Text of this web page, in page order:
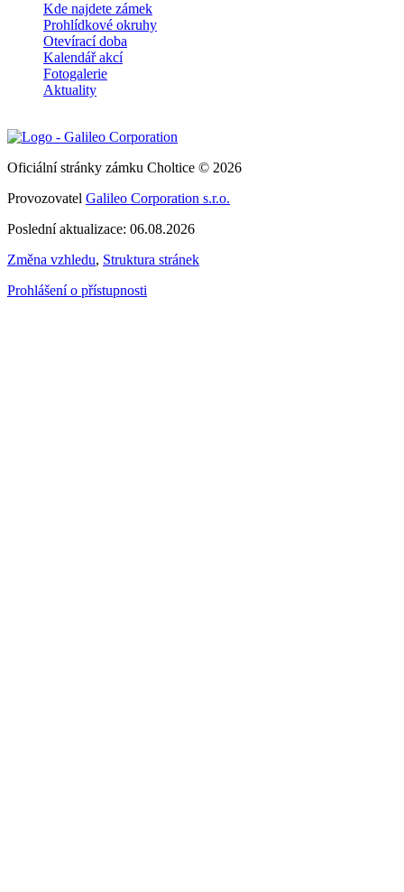
Kde najdete zámek
Prohlídkové okruhy
Otevírací doba
Kalendář akcí
Fotogalerie
Aktuality
Oficiální stránky zámku Choltice © 2026
Provozovatel Galileo Corporation s.r.o.
Poslední aktualizace: 06.08.2026
Změna vzhledu, Struktura stránek
Prohlášení o přístupnosti